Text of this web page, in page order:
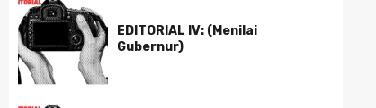
EDITORIAL IV: (Menilai
Gubernur)